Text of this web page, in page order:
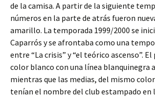
de la camisa. A partir de la siguiente
números en la parte de atrás fueron
amarillo. La temporada 1999/2000 se
Caparrós y se afrontaba como una
entre “La crisis” y “el teórico ascenso”.
color blanco con una línea blanquinegra
mientras que las medias, del mismo
tenían el nombre del club estampado